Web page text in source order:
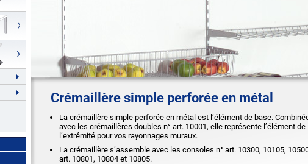
Crémaillère simple perforée en métal
La crémaillère simple perforée en métal est l’élément de base.
avec les crémaillères doubles n° art. 10001, elle représente l’élément de
l’extrémité pour vos rayonnages muraux.
La crémaillère s’assemble avec les consoles n° art. 10300, 10105,
art. 10801, 10804 et 10805.